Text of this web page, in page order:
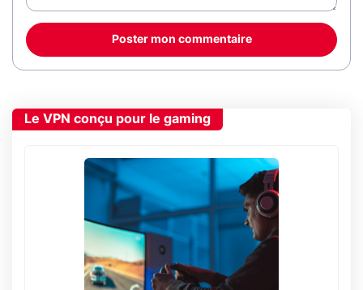
Poster mon commentaire
Le VPN conçu pour le gaming